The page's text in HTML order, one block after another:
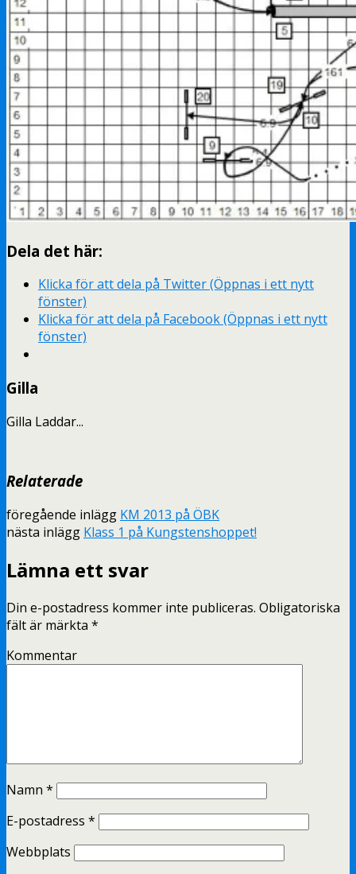
Dela det här:
Klicka för att dela på Twitter (Öppnas i ett nytt
fönster)
Klicka för att dela på Facebook (Öppnas i ett nytt
fönster)
Gilla
Gilla Laddar...
Relaterade
föregående inlägg KM 2013 på ÖBK
nästa inlägg Klass 1 på Kungstenshoppet!
Lämna ett svar
Din e-postadress kommer inte publiceras. Obligatoriska
fält är märkta *
Kommentar
Namn *
E-postadress *
Webbplats